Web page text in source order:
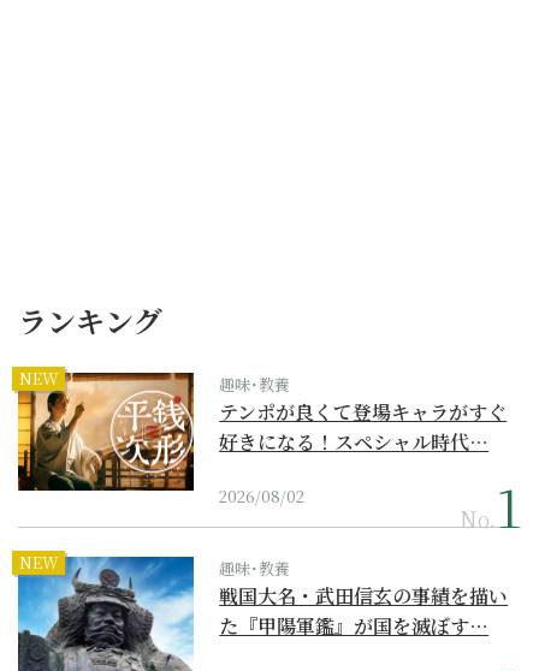
ランキング
NEW 趣味･教養
テンポが良くて登場キャラがすぐ
好きになる！スペシャル時代…
2026/08/02
No.
NEW 趣味･教養
戦国大名・武田信玄の事績を描い
た『甲陽軍鑑』が国を滅ぼす…